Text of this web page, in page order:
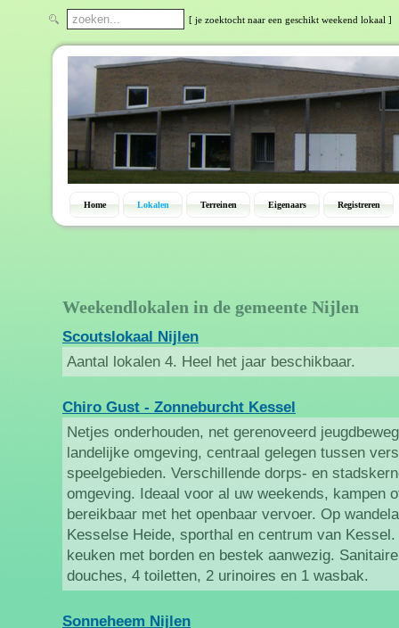
[ je zoektocht naar een geschikt weekend lokaal ]
Home Lokalen Terreinen Eigenaars Registreren
Weekendlokalen in de gemeente Nijlen
Scoutslokaal Nijlen
Aantal lokalen 4. Heel het jaar beschikbaar.
Chiro Gust - Zonneburcht Kessel
Netjes onderhouden, net gerenoveerd
landelijke omgeving, centraal gelegen tussen
speelgebieden. Verschillende dorps- en
omgeving. Ideaal voor al uw weekends, kampen
bereikbaar met het openbaar vervoer. Op
Kesselse Heide, sporthal en centrum van
keuken met borden en bestek aanwezig.
douches, 4 toiletten, 2 urinoires en 1 wasbak.
Sonneheem Nijlen